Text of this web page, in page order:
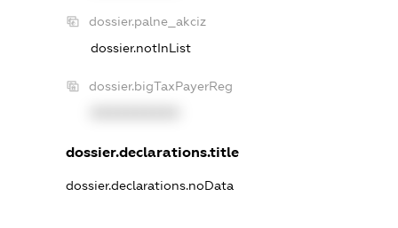
dossier.palne_akciz
dossier.notInList
dossier.bigTaxPayerReg
dossier.declarations.title
dossier.declarations.noData